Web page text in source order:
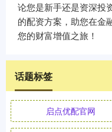
论您是新手还是资深投
的配资方案，助您在金
您的财富增值之旅！
话题标签
启点优配官网